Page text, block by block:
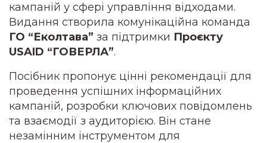
кампаній у сфері управління відходами.
Видання створила комунікаційна команда
ГО “Еколтава” за підтримки Проєкту
USAID “ГОВЕРЛА”.
Посібник пропонує цінні рекомендації для
проведення успішних інформаційних
кампаній, розробки ключових повідомлень
та взаємодії з аудиторією. Він стане
незамінним інструментом для